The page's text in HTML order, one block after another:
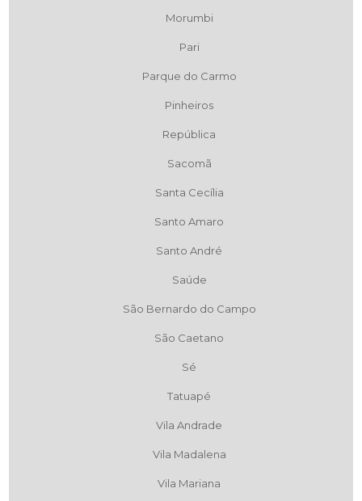
Morumbi
Pari
Parque do Carmo
Pinheiros
República
Sacomã
Santa Cecília
Santo Amaro
Santo André
Saúde
São Bernardo do Campo
São Caetano
Sé
Tatuapé
Vila Andrade
Vila Madalena
Vila Mariana